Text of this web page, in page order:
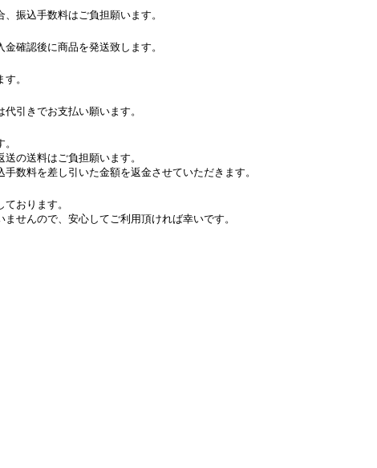
振込手数料はご負担願います。
確認後に商品を発送致します。
。
引きでお支払い願います。
の送料はご負担願います。
数料を差し引いた金額を返金させていただきます。
おります。
せんので、安心してご利用頂ければ幸いです。